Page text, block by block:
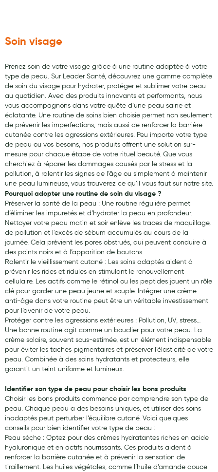
Soin visage
Prenez soin de votre visage grâce à une routine adaptée à votre
type de peau. Sur Leader Santé, découvrez une gamme complète
de soin du visage pour hydrater, protéger et sublimer votre peau
au quotidien. Avec des produits innovants et performants, nous
vous accompagnons dans votre quête d’une peau saine et
éclatante. Une routine de soins bien choisie permet non seulement
de prévenir les imperfections, mais aussi de renforcer la barrière
cutanée contre les agressions extérieures. Peu importe votre type
de peau ou vos besoins, nos produits offrent une solution sur-
mesure pour chaque étape de votre rituel beauté. Que vous
cherchiez à réparer les dommages causés par le stress et la
pollution, à ralentir les signes de l’âge ou simplement à maintenir
une peau lumineuse, vous trouverez ce qu’il vous faut sur notre site.
Pourquoi adopter une routine de soin du visage ?
Préserver la santé de la peau : Une routine régulière permet
d’éliminer les impuretés et d’hydrater la peau en profondeur.
Nettoyer votre peau matin et soir enlève les traces de maquillage,
de pollution et l'excès de sébum accumulés au cours de la
journée. Cela prévient les pores obstrués, qui peuvent conduire à
des points noirs et à l’apparition de boutons.
Ralentir le vieillissement cutané : Les soins adaptés aident à
prévenir les rides et ridules en stimulant le renouvellement
cellulaire. Les actifs comme le rétinol ou les peptides jouent un rôle
clé pour garder une peau jeune et souple. Intégrer une crème
anti-âge dans votre routine peut être un véritable investissement
pour l’avenir de votre peau.
Protéger contre les agressions extérieures : Pollution, UV, stress…
Une bonne routine agit comme un bouclier pour votre peau. La
crème solaire, souvent sous-estimée, est un élément indispensable
pour éviter les taches pigmentaires et préserver l’élasticité de votre
peau. Combinée à des soins hydratants et protecteurs, elle
garantit un teint uniforme et lumineux.
Identifier son type de peau pour choisir les bons produits
Choisir les bons produits commence par comprendre son type de
peau. Chaque peau a des besoins uniques, et utiliser des soins
inadaptés peut perturber l’équilibre cutané. Voici quelques
conseils pour bien identifier votre type de peau :
Peau sèche : Optez pour des crèmes hydratantes riches en acide
hyaluronique et en actifs nourrissants. Ces produits aident à
renforcer la barrière cutanée et à prévenir la sensation de
tiraillement. Les huiles végétales, comme l’huile d’amande douce